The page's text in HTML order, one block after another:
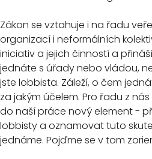
Zákon se vztahuje i na řadu
organizací i neformálních
iniciativ a jejich činností a
jednáte s úřady nebo vládou,
jste lobbista. Záleží, o čem
za jakým účelem. Pro řadu z
do naší práce nový element -
lobbisty a oznamovat tuto
jednáme. Pojďme se v tom